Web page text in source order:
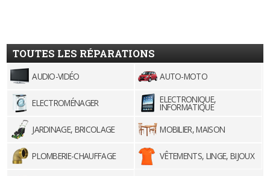
TOUTES LES RÉPARATIONS
AUDIO-VIDÉO AUTO-MOTO
ELECTROMÉNAGER ELECTRONIQUE,
INFORMATIQUE
JARDINAGE, BRICOLAGE
MOBILIER, MAISON
PLOMBERIE-CHAUFFAGE VÊTEMENTS, LINGE, BIJOUX